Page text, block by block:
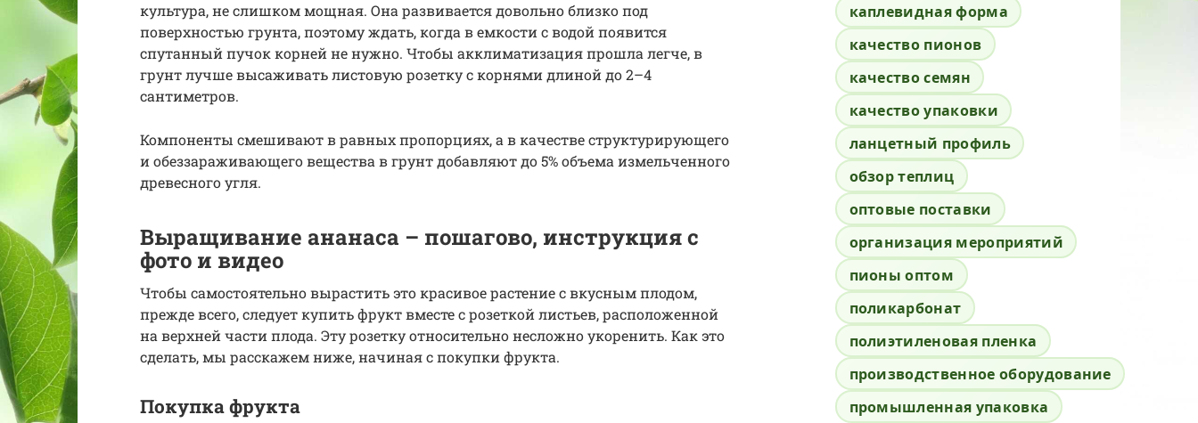
культура, не слишком мощная. Она развивается довольно близко под
поверхностью грунта, поэтому ждать, когда в емкости с водой появится
спутанный пучок корней не нужно. Чтобы акклиматизация прошла легче, в
грунт лучше высаживать листовую розетку с корнями длиной до 2–4
сантиметров.
Компоненты смешивают в равных пропорциях, а в качестве структурирующего
и обеззараживающего вещества в грунт добавляют до 5% объема измельченного
древесного угля.
Выращивание ананаса – пошагово, инструкция с
фото и видео
Чтобы самостоятельно вырастить это красивое растение с вкусным плодом,
прежде всего, следует купить фрукт вместе с розеткой листьев, расположенной
на верхней части плода. Эту розетку относительно несложно укоренить. Как это
сделать, мы расскажем ниже, начиная с покупки фрукта.
Покупка фрукта
каплевидная форма
качество пионов
качество семян
качество упаковки
ланцетный профиль
обзор теплиц
оптовые поставки
организация мероприятий
пионы оптом
поликарбонат
полиэтиленовая пленка
производственное оборудование
промышленная упаковка